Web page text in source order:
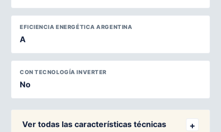
EFICIENCIA ENERGÉTICA ARGENTINA
A
CON TECNOLOGÍA INVERTER
No
Ver todas las características técnicas